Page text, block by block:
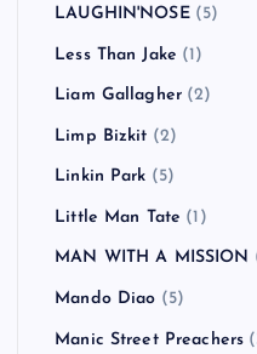
LAUGHIN'NOSE(5)
Less Than Jake (1)
Liam Gallagher (2)
Limp Bizkit (2)
Linkin Park (5)
Little Man Tate (1)
MAN WITH A MISSION
Mando Diao (5)
Manic Street Preachers